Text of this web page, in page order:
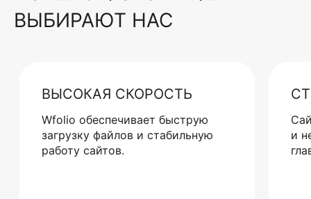
ВЫБИРАЮТ НАС
ВЫСОКАЯ СКОРОСТЬ
Wfolio обеспечивает быструю
загрузку файлов и стабильную
работу сайтов.
и